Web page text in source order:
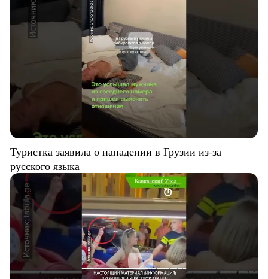
Туристка заявила о нападении в Грузии из-за
русского языка